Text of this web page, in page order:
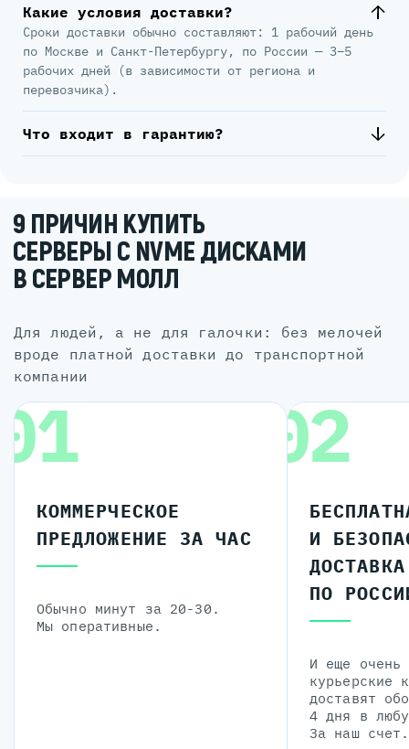
Какие условия доставки?
Сроки доставки обычно составляют: 1 рабочий день
по Москве и Санкт-Петербургу, по России — 3–5
рабочих дней (в зависимости от региона и
перевозчика).
Что входит в гарантию?
9 ПРИЧИН КУПИТЬ
СЕРВЕРЫ С NVME ДИСКАМИ
В СЕРВЕР МОЛЛ
для людей, а не для галочки: без мелочей
вроде платной доставки до транспортной
компании
КОММЕРЧЕСКОЕ
ПРЕДЛОЖЕНИЕ ЗА ЧАС
Обычно минут за 20-30.
Мы оперативные.
02
И
ДОСТАВКА
ПО
И еще очень
курьерские
доставят
4 дня в
За наш счет.